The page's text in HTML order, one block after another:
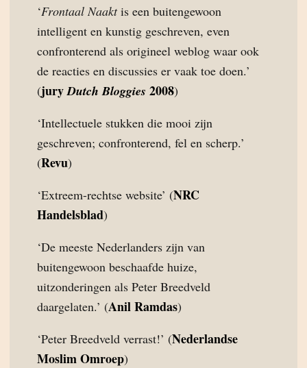
‘Frontaal Naaktis een buitengewoon
intelligent en kunstig geschreven, even
confronterend als origineel weblog waar ook
de reacties en discussies er vaak toe doen.’
(juryDutch Bloggies 2008)
‘Intellectuele stukken die mooi zijn
geschreven; confronterend, fel en scherp.’
(Revu)
‘Extreem-rechtse website’ (NRC
Handelsblad)
‘De meeste Nederlanders zijn van
buitengewoon beschaafde huize,
uitzonderingen als Peter Breedveld
daargelaten.’ (Anil Ramdas)
‘Peter Breedveld verrast!’ (Nederlandse
Moslim Omroep)